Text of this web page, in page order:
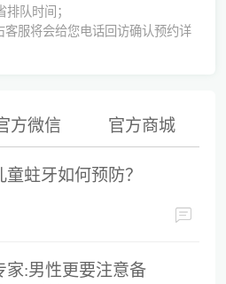
？
，建议准备3-6个月时间
队时间；
客服将会给您电话回访确认预约详
方微信 官方商城
童蛀牙如何预防？
家:男性更要注意备